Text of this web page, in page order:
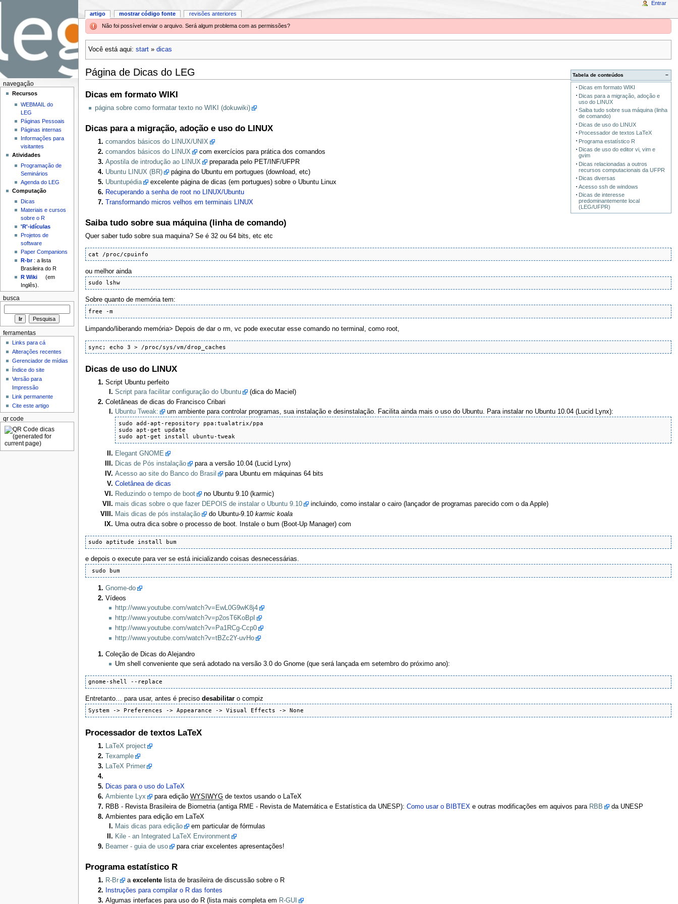
Não foi possível enviar o arquivo. Será algum problema com as permissões?
Você está aqui: start» dicas
−
Tabela de conteúdos
Dicas em formato WIKI
Dicas para a migração, adoção e
uso do LINUX
Saiba tudo sobre sua máquina (linha
de comando)
Dicas de uso do LINUX
Processador de textos LaTeX
Programa estatístico R
Dicas de uso do editor vi, vim e
gvim
Dicas relacionadas a outros
recursos computacionais da UFPR
Dicas diversas
Acesso ssh de windows
Dicas de interesse
predominantemente local
(LEG/UFPR)
Página de Dicas do LEG
Dicas em formato WIKI
página sobre como formatar texto no WIKI (dokuwiki)
Dicas para a migração, adoção e uso do LINUX
comandos básicos do LINUX/UNIX
comandos básicos do LINUX
com exercícios para prática dos comandos
Apostila de introdução ao LINUX
preparada pelo PET/INF/UFPR
Ubuntu LINUX (BR)
página do Ubuntu em portugues (download, etc)
Ubuntupédia
excelente página de dicas (em portugues) sobre o Ubuntu Linux
Recuperando a senha de root no LINUX/Ubuntu
Transformando micros velhos em terminais LINUX
Saiba tudo sobre sua máquina (linha de comando)
Quer saber tudo sobre sua maquina? Se é 32 ou 64 bits, etc etc
cat /proc/cpuinfo
ou melhor ainda
sudo lshw
Sobre quanto de memória tem:
free -m
Limpando/liberando memória> Depois de dar o rm, vc pode executar esse comando no terminal, como root,
sync; echo 3 > /proc/sys/vm/drop_caches
Dicas de uso do LINUX
Script Ubuntu perfeito
Script para facilitar configuração do Ubuntu
(dica do Maciel)
Coletâneas de dicas do Francisco Cribari
Ubuntu Tweak:
um ambiente para controlar programas, sua instalação e desinstalação. Facilita ainda mais o uso do Ubuntu. Para instalar no Ubuntu 10.04 (Lucid Lynx):
sudo add-apt-repository ppa:tualatrix/ppa
sudo apt-get update
sudo apt-get install ubuntu-tweak
Elegant GNOME
Dicas de Pós instalação
para a versão 10.04 (Lucid Lynx)
Acesso ao site do Banco do Brasil
para Ubuntu em máquinas 64 bits
Coletânea de dicas
Reduzindo o tempo de boot
no Ubuntu 9.10 (karmic)
mais dicas sobre o que fazer DEPOIS de instalar o Ubuntu 9.10
incluindo, como instalar o cairo (lançador de programas parecido com o da Apple)
Mais dicas de pós instalação
do Ubuntu-9.10karmic koala
Uma outra dica sobre o processo de boot. Instale o bum (Boot-Up Manager) com
sudo aptitude install bum
e depois o execute para ver se está inicializando coisas desnecessárias.
sudo bum
Gnome-do
Vídeos
http://www.youtube.com/watch?v=EwL0G9wK8j4
http://www.youtube.com/watch?v=p2osT6KoBpI
http://www.youtube.com/watch?v=Pa1RCg-Ccp0
http://www.youtube.com/watch?v=tBZc2Y-uvHo
Coleção de Dicas do Alejandro
Um shell conveniente que será adotado na versão 3.0 do Gnome (que será lançada em setembro do próximo ano):
gnome-shell --replace
Entretanto… para usar, antes é preciso desabilitaro compiz
System -> Preferences -> Appearance -> Visual Effects -> None
Processador de textos LaTeX
LaTeX project
Texample
LaTeX Primer
Dicas para o uso do LaTeX
Ambiente Lyx
para ediçãoWYSIWYG de textos usando o LaTeX
RBB - Revista Brasileira de Biometria (antiga RME - Revista de Matemática e Estatística da UNESP):Como usar o BIBTEX e outras modificações em aquivos para RBB
da UNESP
Ambientes para edição em LaTeX
Mais dicas para edição
em particular de fórmulas
Kile - an Integrated LaTeX Environment
Beamer - guia de uso
para criar excelentes apresentações!
Programa estatístico R
R-Br aexcelente lista de brasileira de discussão sobre o R
Instruções para compilar o R das fontes
Algumas interfaces para uso do R (lista mais completa em R-GUI
artigo mostrar código fonte revisões anteriores
Entrar
navegação
Recursos
WEBMAIL do
LEG
Páginas Pessoais
Páginas internas
Informações para
visitantes
Atividades
Programação de
Seminários
Agenda do LEG
Computação
Dicas
Materiais e cursos
sobre o R
'R'-idículas
Projetos de
software
Paper Companions
R-br: a lista
Brasileira do R
R Wiki
(em
Inglês).
busca
ferramentas
Links para cá
Alterações recentes
Gerenciador de mídias
Índice do site
Versão para
Impressão
Link permanente
Cite este artigo
qr code